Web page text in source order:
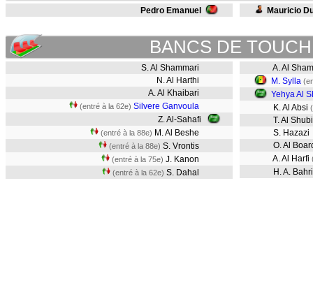
Pedro Emanuel Mauricio
BANCS DE
S. Al Shammari
N. Al Harthi
A. Al Khaibari
(entré à la 62e) Silvere Ganvoula
Z. Al-Sahafi
(entré à la 88e) M. Al Beshe
(entré à la 88e) S. Vrontis
(entré à la 75e) J. Kanon
(entré à la 62e) S. Dahal
A. Al
M. Sylla
Yehya Al
K. Al Absi
T. Al
S. Hazazi
O. Al
A. Al Harfi
H. A.